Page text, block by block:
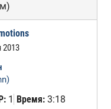
2013
1 Время:3:18